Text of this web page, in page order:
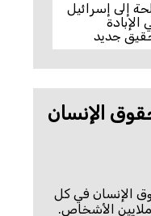
إلى إسرائيل
جديد
الإنسان
الإنسان في كل
ملايين الأشخاص.